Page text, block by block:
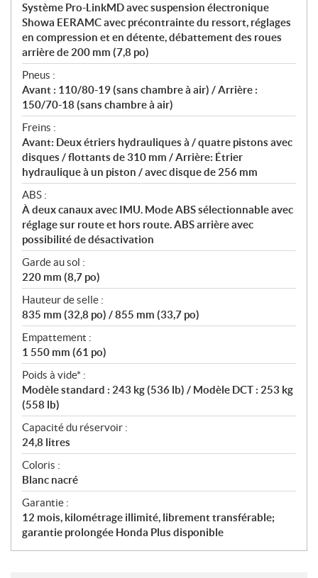
Système Pro-LinkMD avec suspension électronique
Showa EERAMC avec précontrainte du ressort, réglages
en compression et en détente, débattement des roues
arrière de 200 mm (7,8 po)
Pneus :
Avant : 110/80-19 (sans chambre à air) / Arrière :
150/70-18 (sans chambre à air)
Freins :
Avant: Deux étriers hydrauliques à / quatre pistons avec
disques / flottants de 310 mm / Arrière: Étrier
hydraulique à un piston / avec disque de 256 mm
ABS :
À deux canaux avec IMU. Mode ABS sélectionnable avec
réglage sur route et hors route. ABS arrière avec
possibilité de désactivation
Garde au sol :
220 mm (8,7 po)
Hauteur de selle :
835 mm (32,8 po) / 855 mm (33,7 po)
Empattement :
1 550 mm (61 po)
Poids à vide* :
Modèle standard : 243 kg (536 lb) / Modèle DCT : 253 kg
(558 lb)
Capacité du réservoir :
24,8 litres
Coloris :
Blanc nacré
Garantie :
12 mois, kilométrage illimité, librement transférable;
garantie prolongée Honda Plus disponible